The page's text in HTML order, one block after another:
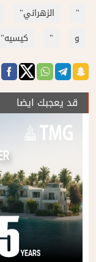
" الزهراني"
و
" كيسيه"
قد يعجبك ايضا